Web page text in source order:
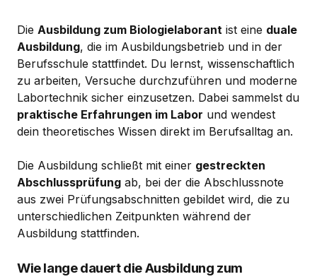
Die Ausbildung zum Biologielaborant ist eine duale
Ausbildung, die im Ausbildungsbetrieb und in der
Berufsschule stattfindet. Du lernst, wissenschaftlich
zu arbeiten, Versuche durchzuführen und moderne
Labortechnik sicher einzusetzen. Dabei sammelst du
praktische Erfahrungen im Labor und wendest
dein theoretisches Wissen direkt im Berufsalltag an.
Die Ausbildung schließt mit einer gestreckten
Abschlussprüfung ab, bei der die Abschlussnote
aus zwei Prüfungsabschnitten gebildet wird, die zu
unterschiedlichen Zeitpunkten während der
Ausbildung stattfinden.
Wie lange dauert die Ausbildung zum